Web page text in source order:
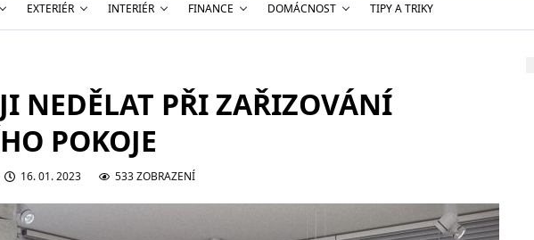
EXTERIÉR INTERIÉR FINANCE DOMÁCNOST TIPY A TRIKY
NEDĚLAT PŘI ZAŘIZOVÁNÍ
POKOJE
16. 01. 2023 533 ZOBRAZENÍ